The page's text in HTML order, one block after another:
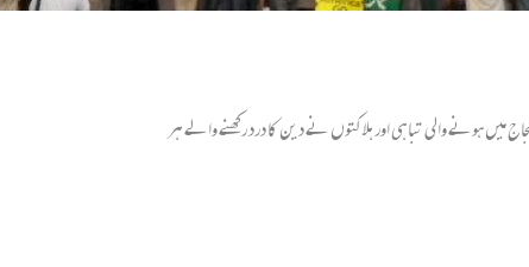
والی تباہی اور ہلاکتوں نے دین کا درد رکھنے والے ہر